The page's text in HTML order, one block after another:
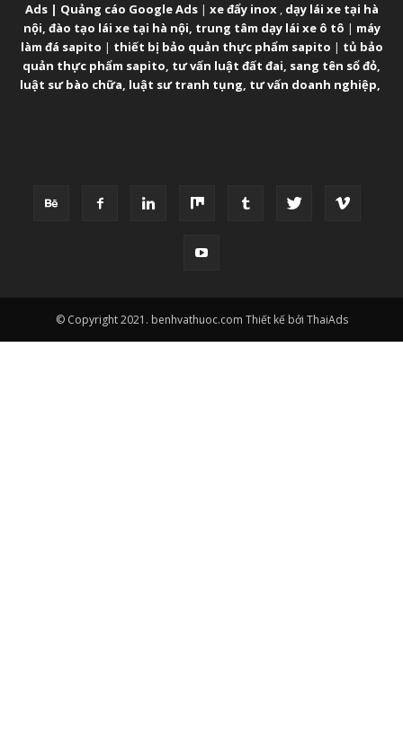
Ads| Quảng cáo Google Ads| xe đẩy inox, dạy lái xe tại hà
nội, đào tạo lái xe tại hà nội, trung tâm dạy lái xe ô tô | máy
làm đá sapito | thiết bị bảo quản thực phẩm sapito | tủ bảo
quản thực phẩm sapito, tư vấn luật đất đai, sang tên sổ đỏ,
luật sư bào chữa, luật sư tranh tụng, tư vấn doanh nghiệp,
© Copyright 2021. benhvathuoc.com Thiết kế bởi ThaiAds